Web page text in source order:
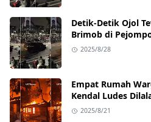
Detik-Detik Ojol
Brimob di
2025/8/28
Empat Rumah
Kendal Ludes
2025/8/21